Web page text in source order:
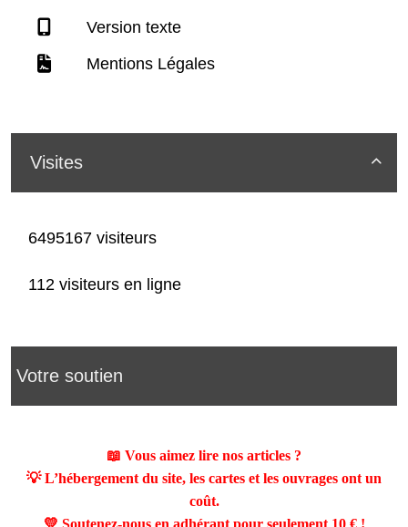
Version texte
Mentions Légales

Visites
6495167 visiteurs
112 visiteurs en ligne
Votre soutien
📖 Vous aimez lire nos articles ?
💡 L’hébergement du site, les cartes et les ouvrages ont un
coût.
💛 Soutenez-nous en adhérant pour seulement 10 €!